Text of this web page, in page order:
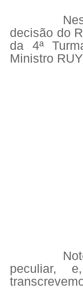
decisão do
da 4ª
Ministro
peculiar,